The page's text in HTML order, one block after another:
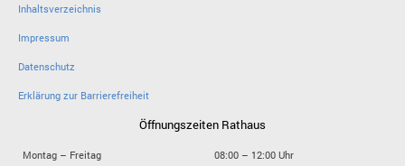
Inhaltsverzeichnis
Impressum
Datenschutz
Erklärung zur Barrierefreiheit
Öffnungszeiten Rathaus
Montag – Freitag
08:00 – 12:00 Uhr